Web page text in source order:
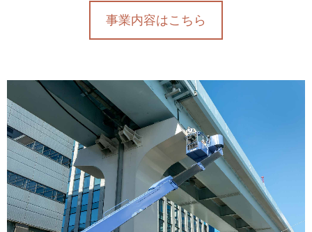
事業内容はこちら